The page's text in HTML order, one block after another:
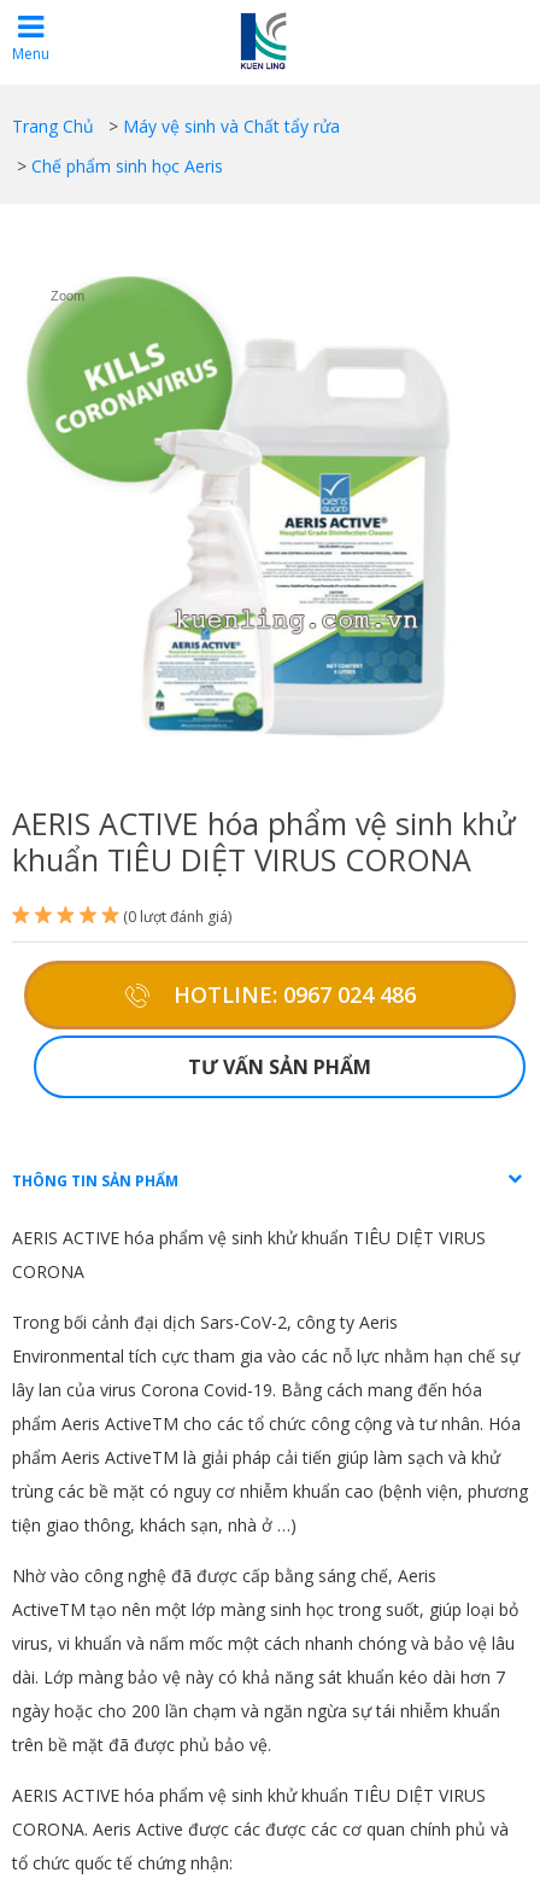
Menu
Trang Chủ > Máy vệ sinh và Chất tẩy rửa
> Chế phẩm sinh học Aeris
Zoom
AERIS ACTIVE hóa phẩm vệ sinh khử
khuẩn TIÊU DIỆT VIRUS CORONA
(0 lượt đánh giá)
HOTLINE: 0967 024 486
TƯ VẤN SẢN PHẨM
THÔNG TIN SẢN PHẨM
AERIS ACTIVE hóa phẩm vệ sinh khử khuẩn TIÊU DIỆT VIRUS
CORONA
Trong bối cảnh đại dịch Sars-CoV-2, công ty Aeris
Environmentaltích cực tham gia vào các nỗ lực nhằm hạn chế sự
lây lan của virus Corona Covid-19. Bằng cách mang đến hóa
phẩm Aeris ActiveTM cho các tổ chức công cộng và tư nhân. Hóa
phẩm Aeris ActiveTM là giải pháp cải tiến giúp làm sạch và khử
trùng các bề mặt có nguy cơ nhiễm khuẩn cao (bệnh viện, phương
tiện giao thông, khách sạn, nhà ở …)
Nhờ vào công nghệ đã được cấp bằng sáng chế, Aeris
ActiveTMtạo nên một lớp màng sinh học trong suốt, giúp loại bỏ
virus, vi khuẩn và nấm mốc một cách nhanh chóng và bảo vệ lâu
dài. Lớp màng bảo vệ này có khả năng sát khuẩn kéo dài hơn 7
ngày hoặc cho 200 lần chạm và ngăn ngừa sự tái nhiễm khuẩn
trên bề mặt đã được phủ bảo vệ.
AERIS ACTIVE hóa phẩm vệ sinh khử khuẩn TIÊU DIỆT VIRUS
CORONA. Aeris Active được các được các cơ quan chính phủ và
tổ chức quốc tế chứng nhận: